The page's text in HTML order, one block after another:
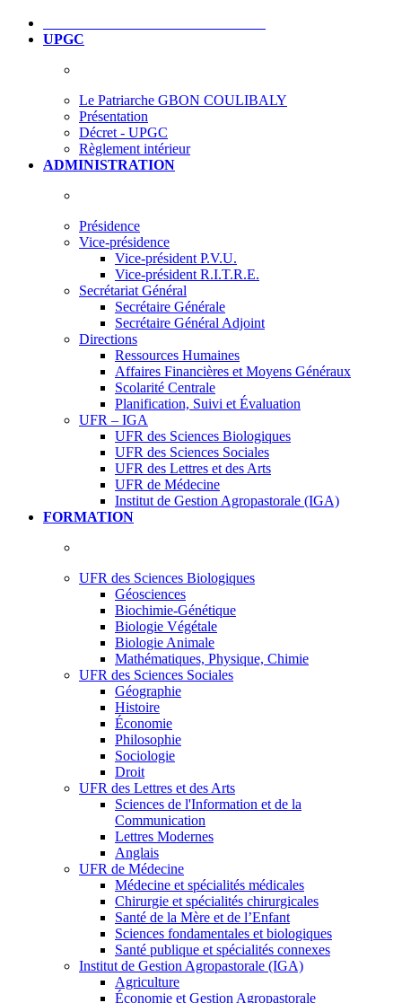
UPGC
Le Patriarche GBON COULIBALY
Présentation
Décret - UPGC
Règlement intérieur
ADMINISTRATION
Présidence
Vice-présidence
Vice-président P.V.U.
Vice-président R.I.T.R.E.
Secrétariat Général
Secrétaire Générale
Secrétaire Général Adjoint
Directions
Ressources Humaines
Affaires Financières et Moyens Généraux
Scolarité Centrale
Planification, Suivi et Évaluation
UFR – IGA
UFR des Sciences Biologiques
UFR des Sciences Sociales
UFR des Lettres et des Arts
UFR de Médecine
Institut de Gestion Agropastorale (IGA)
FORMATION
UFR des Sciences Biologiques
Géosciences
Biochimie-Génétique
Biologie Végétale
Biologie Animale
Mathématiques, Physique, Chimie
UFR des Sciences Sociales
Géographie
Histoire
Économie
Philosophie
Sociologie
Droit
UFR des Lettres et des Arts
Sciences de l'Information et de la
Communication
Lettres Modernes
Anglais
UFR de Médecine
Médecine et spécialités médicales
Chirurgie et spécialités chirurgicales
Santé de la Mère et de l’Enfant
Sciences fondamentales et biologiques
Santé publique et spécialités connexes
Institut de Gestion Agropastorale (IGA)
Agriculture
Économie et Gestion Agropastorale